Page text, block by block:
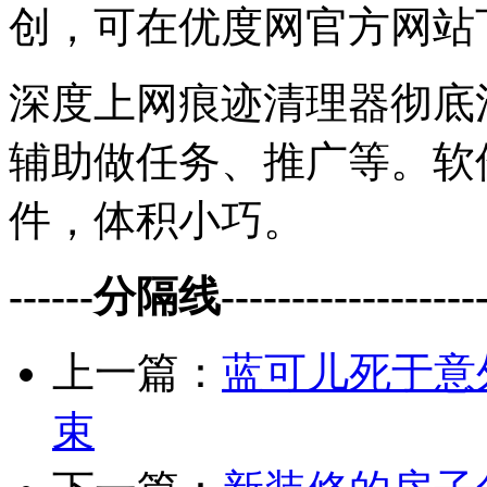
创，可在优度网官方网
深度上网痕迹清理器彻
辅助做任务、推广等。
件，体积小巧。
------分隔线
上一篇： 蓝可儿死于意
束